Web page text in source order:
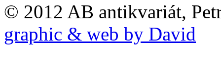
© 2012 AB antikvariát,
graphic & web by David